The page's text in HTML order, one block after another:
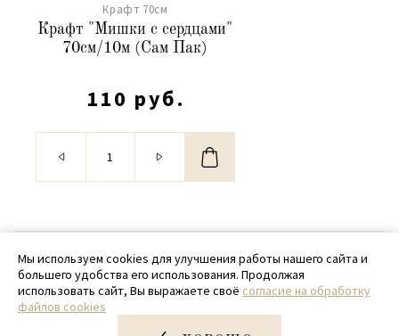
Крафт 70см
Крафт "Мишки с сердцами"
70см/10м (Сам Пак)
110 руб.
© 2020 - 2026 SamPack
+ 7 (918) 699-97-87
zakaz@sampack.store
Мы используем cookies для улучшения работы нашего сайта и
большего удобства его использования. Продолжая
использовать сайт, Вы выражаете своё согласие на обработку
файлов cookies